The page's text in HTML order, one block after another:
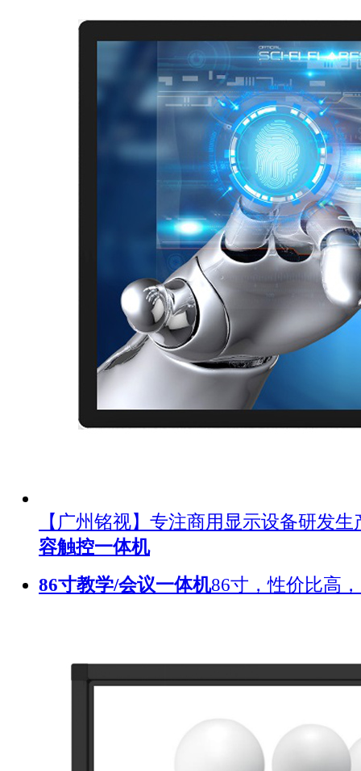
【广州铭视】专注商用显示设备研发
容触控一体机
86寸教学/会议一体机86寸，性价比高